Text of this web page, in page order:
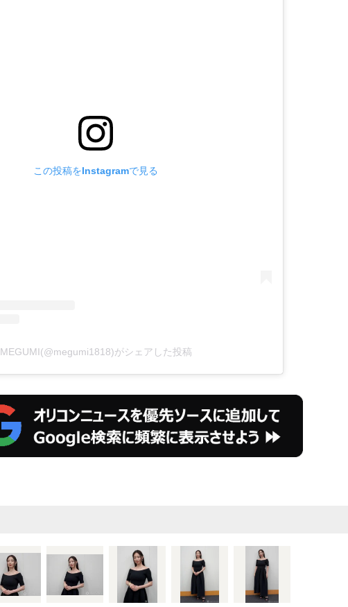
この投稿をInstagramで見る
MEGUMI(@megumi1818)がシェアした投稿